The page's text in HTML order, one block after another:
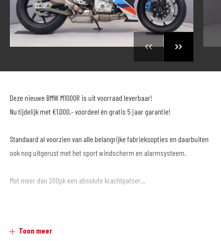
Deze nieuwe BMW M1000R is uit voorraad leverbaar!
Nu tijdelijk met €1.000,- voordeel én gratis 5 jaar garantie!
Standaard al voorzien van alle belangrijke fabrieksopties en daarbuiten
ook nog uitgerust met het sport windscherm en alarmsysteem.
Met meer dan 200pk een absolute krachtpatser...
www.motoport.nl/goes
Toon meer